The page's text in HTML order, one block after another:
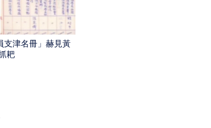
支津名冊」赫見黃
耙